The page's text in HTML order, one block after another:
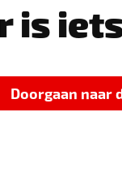
is
Doorgaan naar